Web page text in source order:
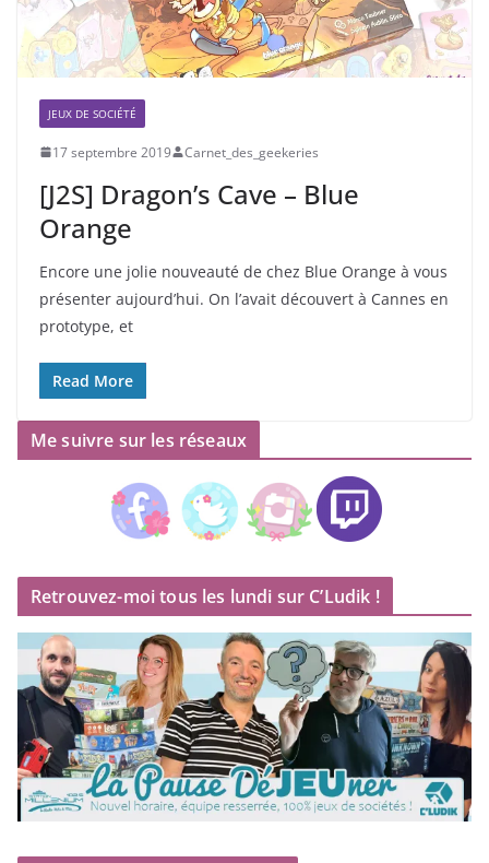
JEUX DE SOCIÉTÉ
17 septembre 2019 Carnet_des_geekeries
[J2S] Dragon’s Cave – Blue
Orange
Encore une jolie nouveauté de chez Blue Orange à vous
présenter aujourd’hui. On l’avait découvert à Cannes en
prototype, et
Read More
Me suivre sur les réseaux
Retrouvez-moi tous les lundi sur C’Ludik !